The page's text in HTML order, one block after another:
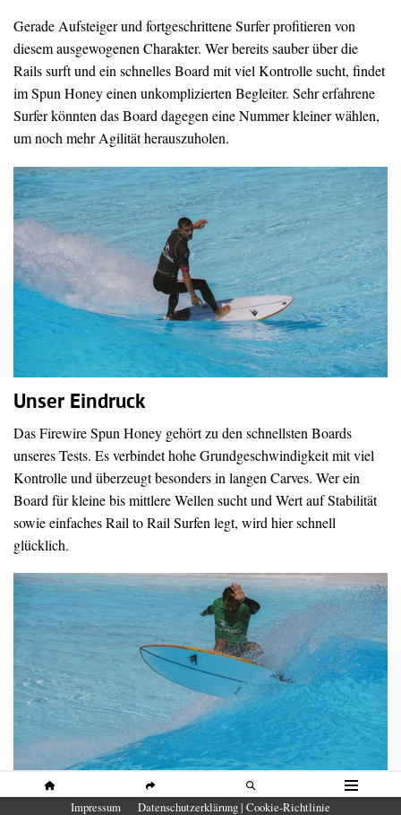
SHARE SUCHE
Gerade Aufsteiger und fortgeschrittene Surfer profitieren von
diesem ausgewogenen Charakter. Wer bereits sauber über die
Rails surft und ein schnelles Board mit viel Kontrolle sucht, findet
im Spun Honey einen unkomplizierten Begleiter. Sehr erfahrene
Surfer könnten das Board dagegen eine Nummer kleiner wählen,
um noch mehr Agilität herauszuholen.
Unser Eindruck
Das Firewire Spun Honey gehört zu den schnellsten Boards
unseres Tests. Es verbindet hohe Grundgeschwindigkeit mit viel
Kontrolle und überzeugt besonders in langen Carves. Wer ein
Board für kleine bis mittlere Wellen sucht und Wert auf Stabilität
sowie einfaches Rail to Rail Surfen legt, wird hier schnell
glücklich.
Impressum Datenschutzerklärung | Cookie-Richtlinie